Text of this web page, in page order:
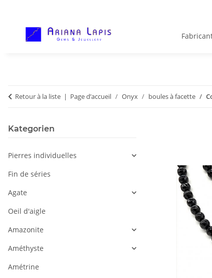
Retour à la liste Page d’accueil Onyx boules à facette
Kategorien
Pierres individuelles
Fin de séries
Agate
Oeil d'aigle
Amazonite
Améthyste
Amétrine